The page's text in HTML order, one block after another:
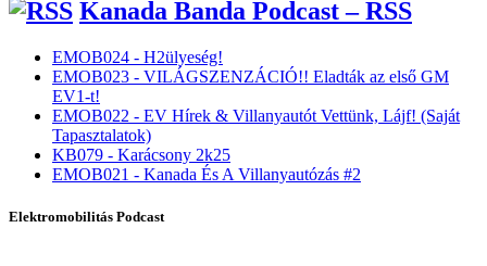
Kanada Banda Podcast – RSS
EMOB024 - H2ülyeség!
EMOB023 - VILÁGSZENZÁCIÓ!! Eladták az első GM
EV1-t!
EMOB022 - EV Hírek & Villanyautót Vettünk, Lájf! (Saját
Tapasztalatok)
KB079 - Karácsony 2k25
EMOB021 - Kanada És A Villanyautózás #2
Elektromobilitás Podcast